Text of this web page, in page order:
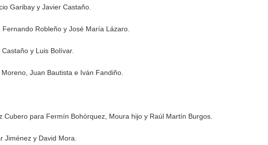
Garibay y Javier Castaño.
Robleño y José María Lázaro.
y Luis Bolívar.
Juan Bautista e Iván Fandiño.
para Fermín Bohórquez, Moura hijo y Raúl Martín Burgos.
Jiménez y David Mora.